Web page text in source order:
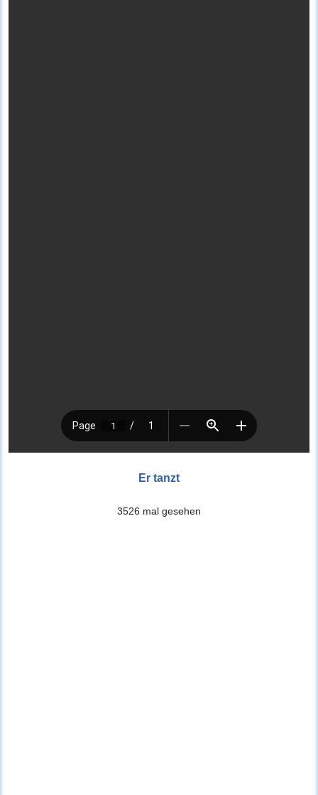
Er tanzt
3526 mal gesehen